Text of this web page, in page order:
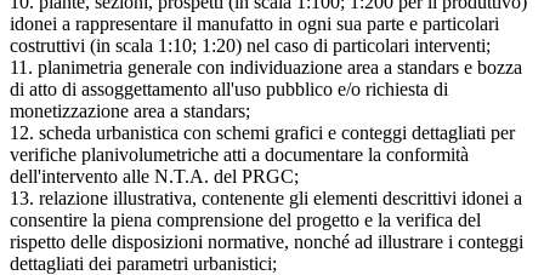
idonei a rappresentare il manufatto in ogni sua parte e particolari
costruttivi (in scala 1:10; 1:20) nel caso di particolari interventi;
11. planimetria generale con individuazione area a standars e bozza
di atto di assoggettamento all'uso pubblico e/o richiesta di
monetizzazione area a standars;
12. scheda urbanistica con schemi grafici e conteggi dettagliati per
verifiche planivolumetriche atti a documentare la conformità
dell'intervento alle N.T.A. del PRGC;
13. relazione illustrativa, contenente gli elementi descrittivi idonei a
consentire la piena comprensione del progetto e la verifica del
rispetto delle disposizioni normative, nonché ad illustrare i conteggi
dettagliati dei parametri urbanistici;